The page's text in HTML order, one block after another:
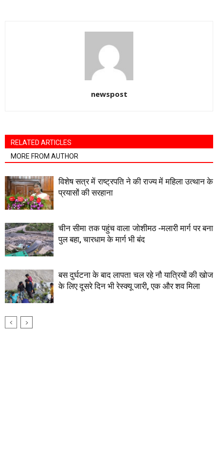
newspost
RELATED ARTICLES
MORE FROM AUTHOR
विशेष सत्र में राष्ट्रपति ने की राज्य में महिला उत्थान के
प्रयासों की सरहाना
चीन सीमा तक पहुंच वाला जाेशीमठ -मलारी मार्ग पर बना
पुल बहा, चारधाम के मार्ग भी बंद
बस दुर्घटना के बाद लापता चल रहे नाै यात्रियों की खोज
के लिए दूसरे दिन भी रेस्क्यू जारी, एक और शव मिला